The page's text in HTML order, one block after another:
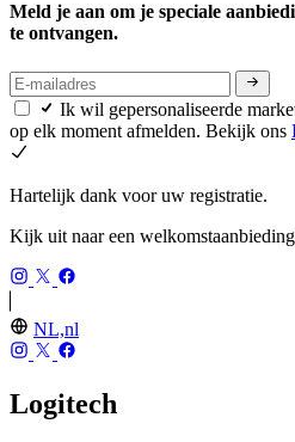
Meld je aan om je speciale
te ontvangen.
Ik wil gepersonaliseerde
op elk moment afmelden. Bekijk ons
Hartelijk dank voor uw registratie.
Kijk uit naar een
NL,nl
Logitech